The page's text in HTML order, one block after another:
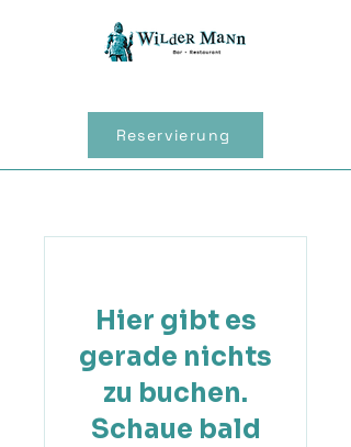
Reservierung
Hier gibt es
gerade nichts
zu buchen.
Schaue bald